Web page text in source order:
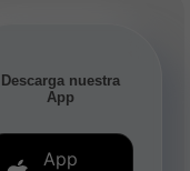
Descarga nuestra
App
App